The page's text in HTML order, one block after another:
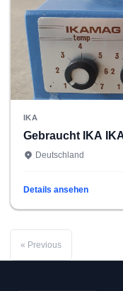
IKA
Gebraucht IKA
Deutschland
Details ansehen
« Previous